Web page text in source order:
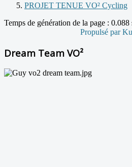
PROJET TENUE VO² Cycling
Temps de génération de la page : 0.088
Propulsé par
Dream Team VO²